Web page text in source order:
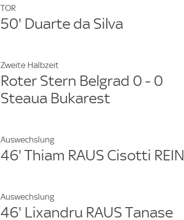
TOR
50' Duarte da Silva
Zweite Halbzeit
Roter Stern Belgrad 0 - 0
Steaua Bukarest
Auswechslung
46' Thiam RAUS Cisotti REIN
Auswechslung
46' Lixandru RAUS Tanase